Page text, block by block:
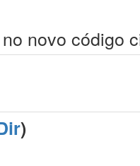
novo código
)